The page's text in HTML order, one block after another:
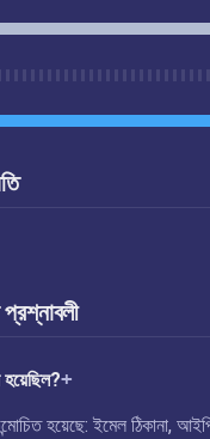
হয়েছে: ইমেল ঠিকানা, আইপি